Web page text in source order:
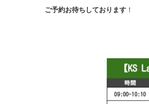
ご予約お待ちしております ！